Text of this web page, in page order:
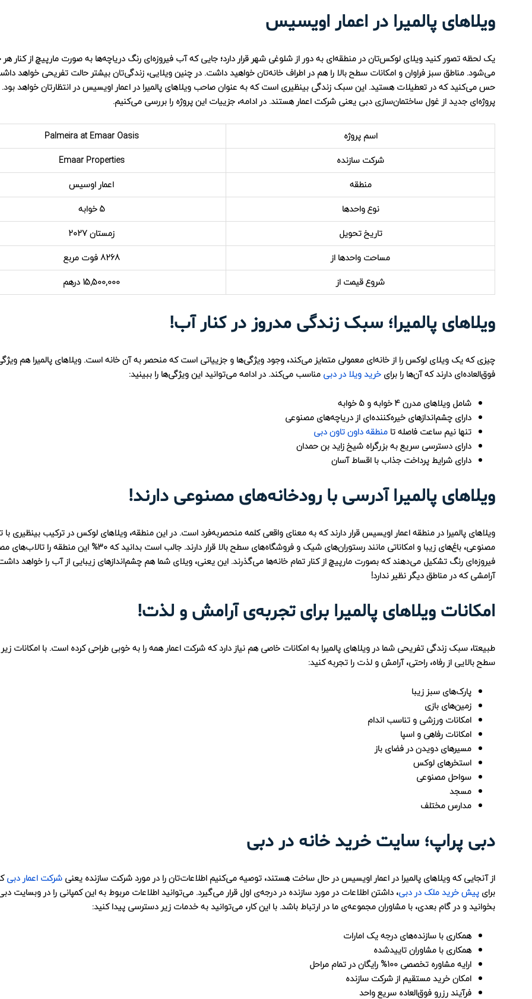
ویلاهای پالمیرا در اعمار اویسیس
یک لحظه تصور کنید ویلای لوکس‌تان در منطقه‌ای به دور از شلوغی شهر قرار دارد؛ جایی که آب‌ فیروزه‌ای رنگ دریاچه‌ها به صورت مارپیچ از کنار هر
می‌شود. مناطق سبز فراوان و امکانات سطح بالا را هم در اطراف خانه‌تان خواهید داشت. در چنین ویلایی، زندگی‌تان بیشتر حالت تفریحی خواهد
حس می‌کنید که در تعطیلات هستید. این سبک زندگی بینظیری است که به عنوان صاحب ویلاهای پالمیرا در اعمار اویسیس در انتظارتان خواهد بود.
پروژه‌ای جدید از غول ساختمان‌سازی دبی یعنی شرکت اعمار هستند. در ادامه، جزییات این پروژه را بررسی می‌کنیم.
اسم پروژه
Palmeira at Emaar Oasis
شرکت سازنده
Emaar Properties
منطقه
اعمار اوسیس
نوع واحدها
5 خوابه
تاریخ تحویل
زمستان 2027
مساحت واحدها از
8268 فوت مربع
شروع قیمت از
15,500,000 درهم
ویلاهای پالمیرا؛ سبک زندگی مدروز در کنار آب!
چیزی که یک ویلای لوکس را از خانه‌ای معمولی متمایز می‌کند، وجود ویژگی‌ها و جزییاتی است که منحصر به آن خانه است. ویلاهای پالمیرا هم
فوق‌العاده‌ای دارند که آن‌ها را برای خرید ویلا در دبی مناسب می‌کند. در ادامه می‌توانید این ویژگی‌ها را ببینید:
شامل ویلاهای مدرن 4 خوابه و 5 خوابه
دارای چشم‌اندازهای خیره‌کننده‌ای از دریاچه‌های مصنوعی
تنها نیم ساعت فاصله تا منطقه داون تاون دبی
دارای دسترسی سریع به بزرگراه شیخ زاید بن حمدان
دارای شرایط پرداخت جذاب با اقساط آسان
ویلاهای پالمیرا آدرسی با رودخانه‌های مصنوعی دارند!
ویلاهای پالمیرا در منطقه اعمار اویسیس قرار دارند که به معنای واقعی کلمه منحصربه‌فرد است. در این منطقه، ویلاهای لوکس در ترکیب بینظیری با
مصنوعی، باغ‌های زیبا و امکاناتی مانند رستوران‌های شیک و فروشگاه‌های سطح بالا قرار دارند. جالب است
فیروزه‌ای رنگ تشکیل می‌دهند که بصورت مارپیچ از کنار تمام خانه‌ها می‌گذرند. این یعنی، ویلای شما هم چشم‌اندازهای زیبایی از آب را خواهد
آرامشی که در مناطق دیگر نظیر ندارد!
امکانات ویلاهای پالمیرا برای تجربه‌ی آرامش و لذت!
طبیعتا، سبک زندگی تفریحی شما در ویلاهای پالمیرا به امکانات خاصی هم نیاز دارد که شرکت اعمار همه را به خوبی طراحی کرده است. با امکانات
سطح بالایی از رفاه، راحتی، آرامش و لذت را تجربه کنید:
پارک‌های سبز زیبا
زمین‌های بازی
امکانات ورزشی و تناسب اندام
امکانات رفاهی و اسپا
مسیرهای دویدن در فضای باز
استخرهای لوکس
سواحل مصنوعی
مسجد
مدارس مختلف
دبی پراپ؛ سایت خرید خانه در دبی
از آنجایی که ویلاهای پالمیرا در اعمار اویسیس در حال ساخت هستند، توصیه می‌کنیم اطلاعات‌تان را در مورد شرکت سازنده یعنی شرکت اعمار دبی
برای پیش خرید ملک در دبی، داشتن اطلاعات در مورد سازنده در درجه‌ی اول قرار می‌گیرد. می‌توانید اطلاعات مربوط به این کمپانی را در وبسایت
بخوانید و در گام بعدی، با مشاوران مجموعه‌ی ما در ارتباط باشد. با این کار، می‌توانید به خدمات زیر دسترسی پیدا کنید:
همکاری با سازنده‌های درجه یک امارات
همکاری با مشاوران تاییدشده
ارایه مشاوره تخصصی 100% رایگان در تمام مراحل
امکان خرید مستقیم از شرکت سازنده
فرآیند رزرو فوق‌العاده سریع واحد